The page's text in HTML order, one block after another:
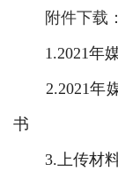
附件下载：
1.2021年媒
2.2021年媒
书
3.上传材料